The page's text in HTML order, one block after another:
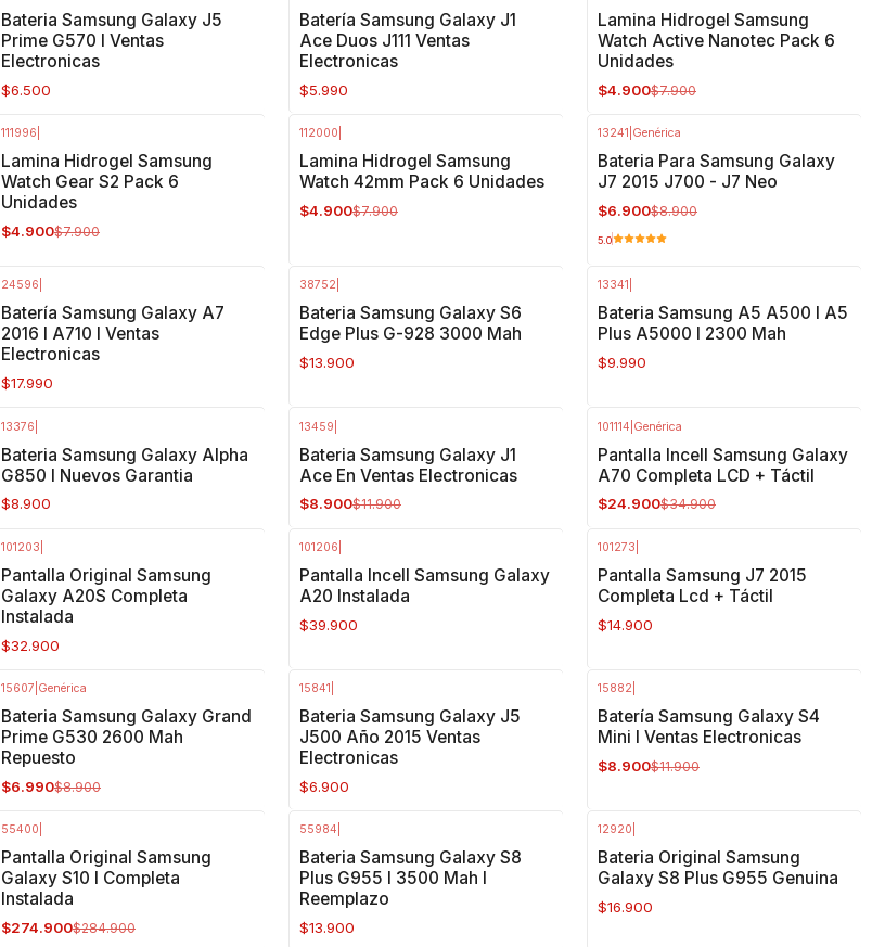
Bateria Samsung Galaxy J5
Prime G570 I Ventas
Electronicas
$6.500
Batería Samsung Galaxy J1
Ace Duos J111 Ventas
Electronicas
$5.990
Lamina Hidrogel Samsung
Watch Active Nanotec Pack 6
Unidades
$4.900$7.900
111996
Lamina Hidrogel Samsung
Watch Gear S2 Pack 6
Unidades
$4.900$7.900
112000
Lamina Hidrogel Samsung
Watch 42mm Pack 6 Unidades
$4.900$7.900
13241 Genérica
Bateria Para Samsung Galaxy
J7 2015 J700 - J7 Neo
$6.900$8.900
5.0
24596
Batería Samsung Galaxy A7
2016 I A710 I Ventas
Electronicas
$17.990
38752
Bateria Samsung Galaxy S6
Edge Plus G-928 3000 Mah
$13.900
13341
Bateria Samsung A5 A500 I A5
Plus A5000 I 2300 Mah
$9.990
13376
Bateria Samsung Galaxy Alpha
G850 I Nuevos Garantia
$8.900
13459
Bateria Samsung Galaxy J1
Ace En Ventas Electronicas
$8.900$11.900
101114 Genérica
Pantalla Incell Samsung Galaxy
A70 Completa LCD + Táctil
$24.900$34.900
101203
Pantalla Original Samsung
Galaxy A20S Completa
Instalada
$32.900
101206
Pantalla Incell Samsung Galaxy
A20 Instalada
$39.900
101273
Pantalla Samsung J7 2015
Completa Lcd + Táctil
$14.900
15607 Genérica
Bateria Samsung Galaxy Grand
Prime G530 2600 Mah
Repuesto
$6.990$8.900
15841
Bateria Samsung Galaxy J5
J500 Año 2015 Ventas
Electronicas
$6.900
15882
Batería Samsung Galaxy S4
Mini I Ventas Electronicas
$8.900$11.900
55400
Pantalla Original Samsung
Galaxy S10 I Completa
Instalada
$274.900$284.900
55984
Bateria Samsung Galaxy S8
Plus G955 I 3500 Mah I
Reemplazo
$13.900
12920
Bateria Original Samsung
Galaxy S8 Plus G955 Genuina
$16.900